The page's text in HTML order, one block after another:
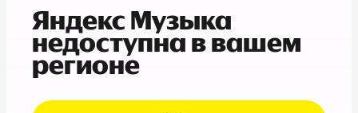
Яндекс Музыка
недоступна в вашем
регионе